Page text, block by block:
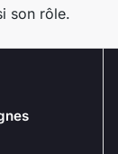
son rôle.